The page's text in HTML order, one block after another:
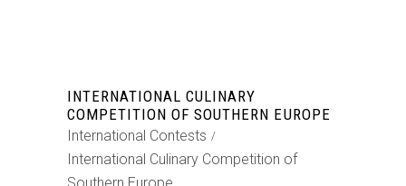
INTERNATIONAL CULINARY
COMPETITION OF SOUTHERN EUROPE
International Contests
International Culinary Competition of